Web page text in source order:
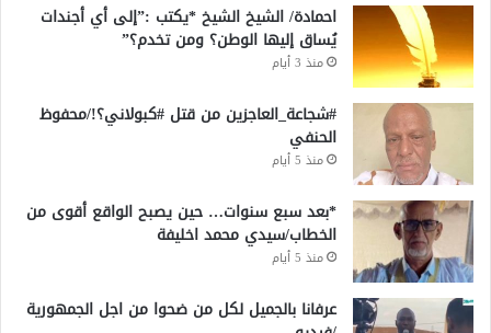
احمادة/ الشيخ الشيخ *يكتب :”إلى أي أجندات
يُساق إليها الوطن؟ ومن تخدم؟”
منذ 3 أيام
#شجاعة_العاجزين من قتل #كبولاني؟!/محفوظ
الحنفي
منذ 5 أيام
*بعد سبع سنوات… حين يصبح الواقع أقوى من
الخطاب/سيدي محمد اخليفة
منذ 5 أيام
عرفانا بالجميل لكل من ضحوا من اجل الجمهورية